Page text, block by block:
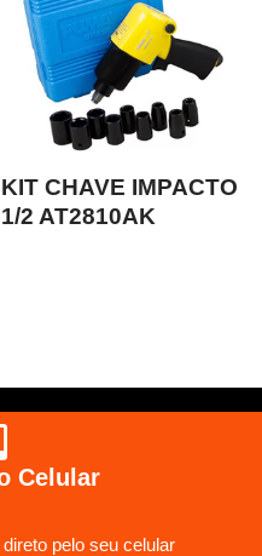
KIT CHAVE IMPACTO
1/2 AT2810AK
Celular
pelo seu celular